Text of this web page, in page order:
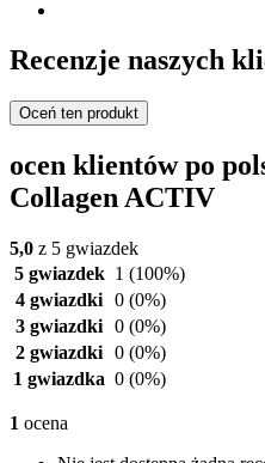
Recenzje naszych
Oceń ten produkt
ocen klientów po
Collagen ACTIV
5,0 z 5 gwiazdek
5 gwiazdek 1 (100%)
4 gwiazdki 0 (0%)
3 gwiazdki 0 (0%)
2 gwiazdki 0 (0%)
1 gwiazdka 0 (0%)
1 ocena